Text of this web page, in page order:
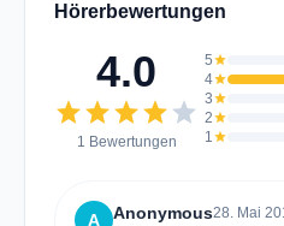
Hörerbewertungen
4.0
starstarstarstarstar
1 Bewertungen
5star
4star
3star
2star
1star
A Anonymous28. Mai